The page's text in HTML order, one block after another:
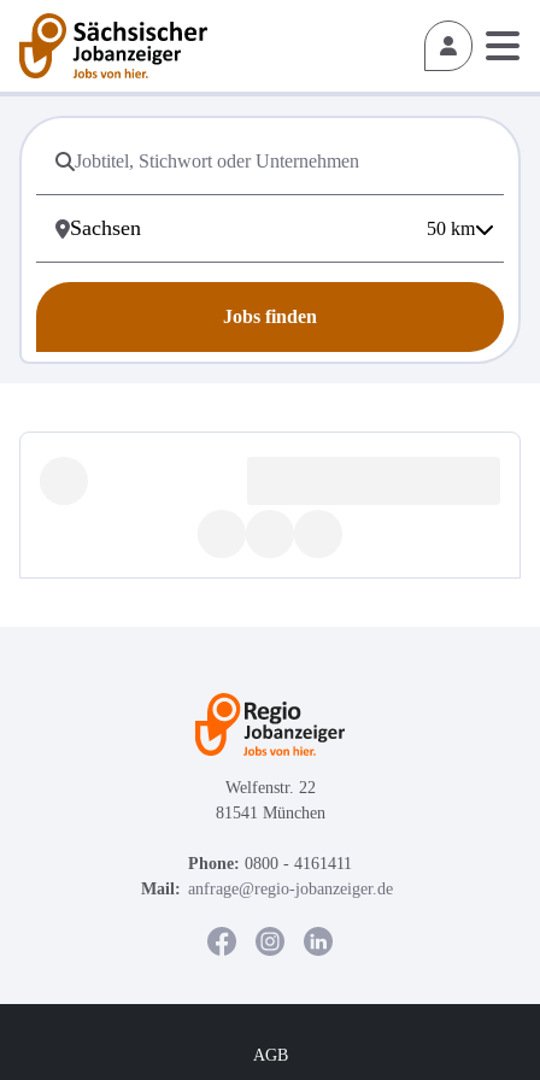
50 km
Jobs finden
Welfenstr. 22
81541 München
Phone: 0800 - 4161411
Mail: anfrage@regio-jobanzeiger.de
AGB